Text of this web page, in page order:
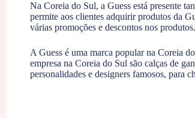
Na Coreia do Sul, a Guess está presente
permite aos clientes adquirir produtos da
várias promoções e descontos nos produtos.
A Guess é uma marca popular na Coreia
empresa na Coreia do Sul são calças de
personalidades e designers famosos, para